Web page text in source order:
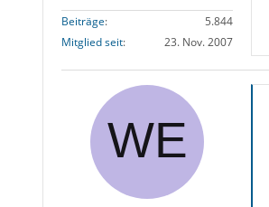
Beiträge
5.844
Mitglied seit
23. Nov. 2007